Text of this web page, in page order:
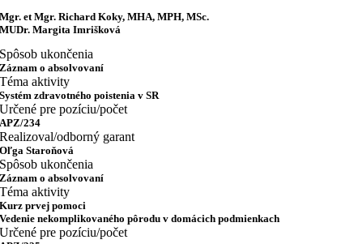
Mgr. et Mgr. Richard Koky, MHA, MPH, MSc.
MUDr. Margita Imrišková
Spôsob ukončenia
Záznam o absolvovaní
Téma aktivity
Systém zdravotného poistenia v SR
Určené pre pozíciu/počet
APZ/234
Realizoval/odborný garant
Oľga Staroňová
Spôsob ukončenia
Záznam o absolvovaní
Téma aktivity
Kurz prvej pomoci
Vedenie nekomplikovaného pôrodu v domácich podmienkach
Určené pre pozíciu/počet